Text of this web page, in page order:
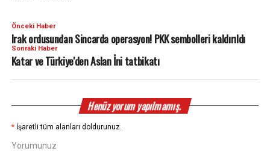
Önceki Haber
Irak ordusundan Sincarda operasyon! PKK sembolleri kaldırıldı
Sonraki Haber
Katar ve Türkiye'den Aslan İni tatbikatı
Henüz yorum yapılmamış.
* İşaretli tüm alanları doldurunuz.
Yorumunuz